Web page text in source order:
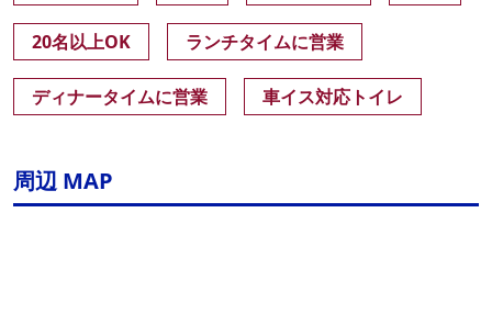
20名以上OK ランチタイムに営業
ディナータイムに営業 車イス対応トイレ
周辺 MAP